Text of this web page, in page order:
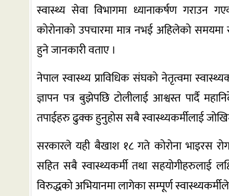
स्वास्थ्य सेवा विभागमा ध्यानाकर्षण गराउन
कोरोनाको उपचारमा मात्र नभई अहिलेको
हुने जानकारी वताए ।
नेपाल स्वास्थ्य प्राविधिक संघको नेतृत्वमा
ज्ञापन पत्र बुझेपछि टोलीलाई आश्वस्त पार्दै
तपाईहरु ढुक्क हुनुहोस सबै स्वास्थ्यकर्मीलाई
सरकारले यही बैखाश १८ गते कोरोना भाइरस
सहित सबै स्वास्थ्यकर्मी तथा सहयोगीहरुलाई
विरुद्धको अभियानमा लागेका सम्पूर्ण